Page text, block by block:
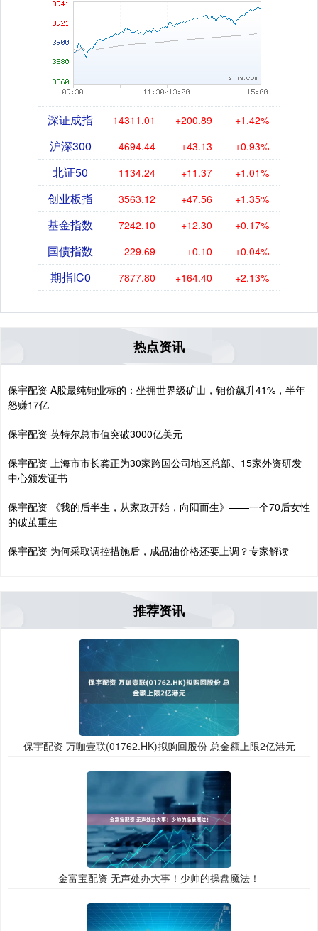
深证成指 14311.01 +200.89 +1.42%
沪深300 4694.44 +43.13 +0.93%
北证50 1134.24 +11.37 +1.01%
创业板指 3563.12 +47.56 +1.35%
基金指数 7242.10 +12.30 +0.17%
国债指数 229.69 +0.10 +0.04%
期指IC0 7877.80 +164.40 +2.13%
热点资讯
保宇配资 A股最纯钼业标的：坐拥世界级矿山，钼价飙升41%，半年
怒赚17亿
保宇配资 英特尔总市值突破3000亿美元
保宇配资 上海市市长龚正为30家跨国公司地区总部、15家外资研发
中心颁发证书
保宇配资 《我的后半生，从家政开始，向阳而生》——一个70后女性
的破茧重生
保宇配资 为何采取调控措施后，成品油价格还要上调？专家解读
推荐资讯
保宇配资 万咖壹联(01762.HK)拟购回股份 总金额上限2亿港元
金富宝配资 无声处办大事！少帅的操盘魔法！